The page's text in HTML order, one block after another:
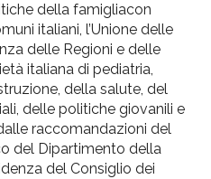
della famigliacon
italiani, l’Unione delle
delle Regioni e delle
italiana di pediatria,
della salute, del
delle politiche giovanili e
raccomandazioni del
del Dipartimento della
del Consiglio dei